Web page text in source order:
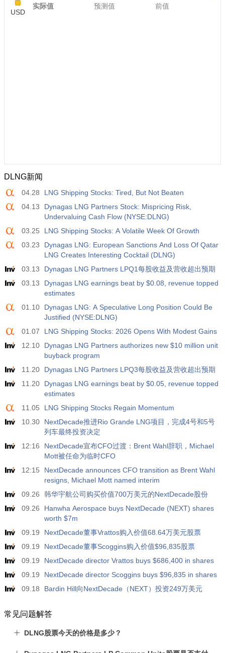
USD
实际值
预测值 前值
DLNG新闻
04.28
LNG Shipping Stocks: Tired, But Not Beaten
04.13
Dynagas LNG Partners Stock: Mispricing Risk,
Undervaluing Cash Flow (NYSE:DLNG)
03.25
LNG Shipping Stocks: A Volatile Week Of Growth
03.23
Dynagas LNG: European Sanctions And Loss Of Qatar
LNG Creates Interesting Cocktail (DLNG)
03.13
Dynagas LNG Partners LPQ1每股收益及营收超出预期
03.13
Dynagas LNG earnings beat by $0.08, revenue topped
estimates
01.10
Dynagas LNG: A Speculative Long Position Could Be
Justified (NYSE:DLNG)
01.07
LNG Shipping Stocks: 2026 Opens With Modest Gains
12.10
Dynagas LNG Partners authorizes new $10 million unit
buyback program
11.20
Dynagas LNG Partners LPQ3每股收益及营收超出预期
11.20
Dynagas LNG earnings beat by $0.05, revenue topped
estimates
11.05
LNG Shipping Stocks Regain Momentum
10.30
NextDecade推进Rio Grande LNG项目，完成4号和5号
列车最终投资决定
12:16
NextDecade宣布CFO过渡：Brent Wahl辞职，Michael
Mott被任命为临时CFO
12:15
NextDecade announces CFO transition as Brent Wahl
resigns, Michael Mott named interim
09.26
韩华宇航公司购买价值700万美元的NextDecade股份
09.26
Hanwha Aerospace buys NextDecade (NEXT) shares
worth $7m
09.19
NextDecade董事Vrattos购入价值68.64万美元股票
09.19
NextDecade董事Scoggins购入价值$96,835股票
09.19
NextDecade director Vrattos buys $686,400 in shares
09.19
NextDecade director Scoggins buys $96,835 in shares
09.18
Bardin Hill向NextDecade（NEXT）投资249万美元
常见问题解答
DLNG股票今天的价格是多少？